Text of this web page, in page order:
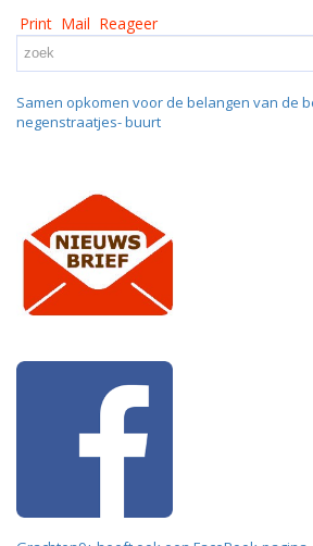
Print Mail Reageer
Samen opkomen voor de belangen van de
negenstraatjes- buurt